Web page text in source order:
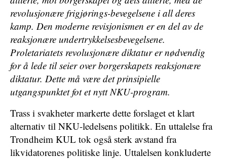
revolusjonære frigjørings-bevegelsene i all deres
kamp. Den moderne revisjonismen er en del av de
reaksjonære undertrykkelsesbevegelsene.
Proletariatets revolusjonære diktatur er nødvendig
for å lede til seier over borgerskapets reaksjonære
diktatur. Dette må være det prinsipielle
utgangspunktet fot et nytt NKU-program.
Trass i svakheter markerte dette forslaget et klart
alternativ til NKU-ledelsens politikk. En uttalelse fra
Trondheim KUL tok også sterk avstand fra
likvidatorenes politiske linje. Uttalelsen konkluderte